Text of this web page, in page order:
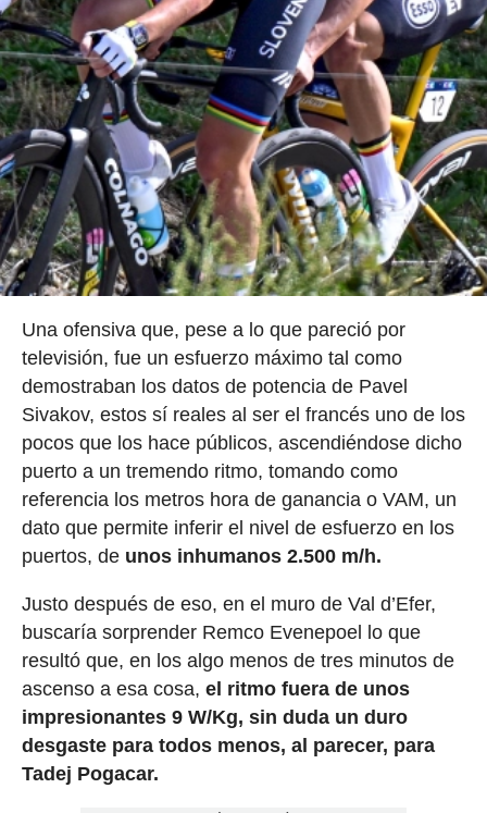
Una ofensiva que, pese a lo que pareció por
televisión, fue un esfuerzo máximo tal como
demostraban los datos de potencia de Pavel
Sivakov, estos sí reales al ser el francés uno de los
pocos que los hace públicos, ascendiéndose dicho
puerto a un tremendo ritmo, tomando como
referencia los metros hora de ganancia o VAM, un
dato que permite inferir el nivel de esfuerzo en los
puertos, de unos inhumanos 2.500 m/h.
Justo después de eso, en el muro de Val d’Efer,
buscaría sorprender Remco Evenepoel lo que
resultó que, en los algo menos de tres minutos de
ascenso a esa cosa, el ritmo fuera de unos
impresionantes 9 W/Kg, sin duda un duro
desgaste para todos menos, al parecer, para
Tadej Pogacar.